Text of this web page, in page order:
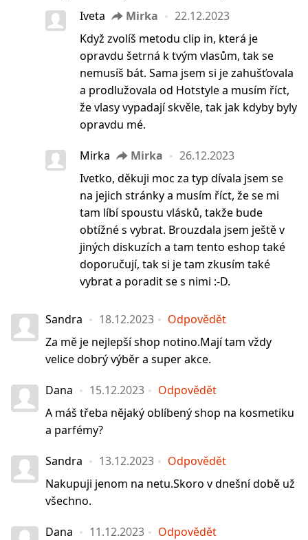
Iveta
Mirka
22.12.2023
Když zvolíš metodu clip in, která je
opravdu šetrná k tvým vlasům, tak se
nemusíš bát. Sama jsem si je zahušťovala
a prodlužovala od Hotstyle a musím říct,
že vlasy vypadají skvěle, tak jak kdyby byly
opravdu mé.
Mirka Mirka
26.12.2023
Ivetko, děkuji moc za typ dívala jsem se
na jejich stránky a musím říct, že se mi
tam líbí spoustu vlásků, takže bude
obtížné s vybrat. Brouzdala jsem ještě v
jiných diskuzích a tam tento eshop také
doporučují, tak si je tam zkusím také
vybrat a poradit se s nimi :-D.
Sandra 18.12.2023
Odpovědět
Za mě je nejlepší shop notino.Mají tam vždy
velice dobrý výběr a super akce.
Dana 15.12.2023
Odpovědět
A máš třeba nějaký oblíbený shop na kosmetiku
a parfémy?
Sandra 13.12.2023
Odpovědět
Nakupuji jenom na netu.Skoro v dnešní době už
všechno.
Dana 11.12.2023
Odpovědět